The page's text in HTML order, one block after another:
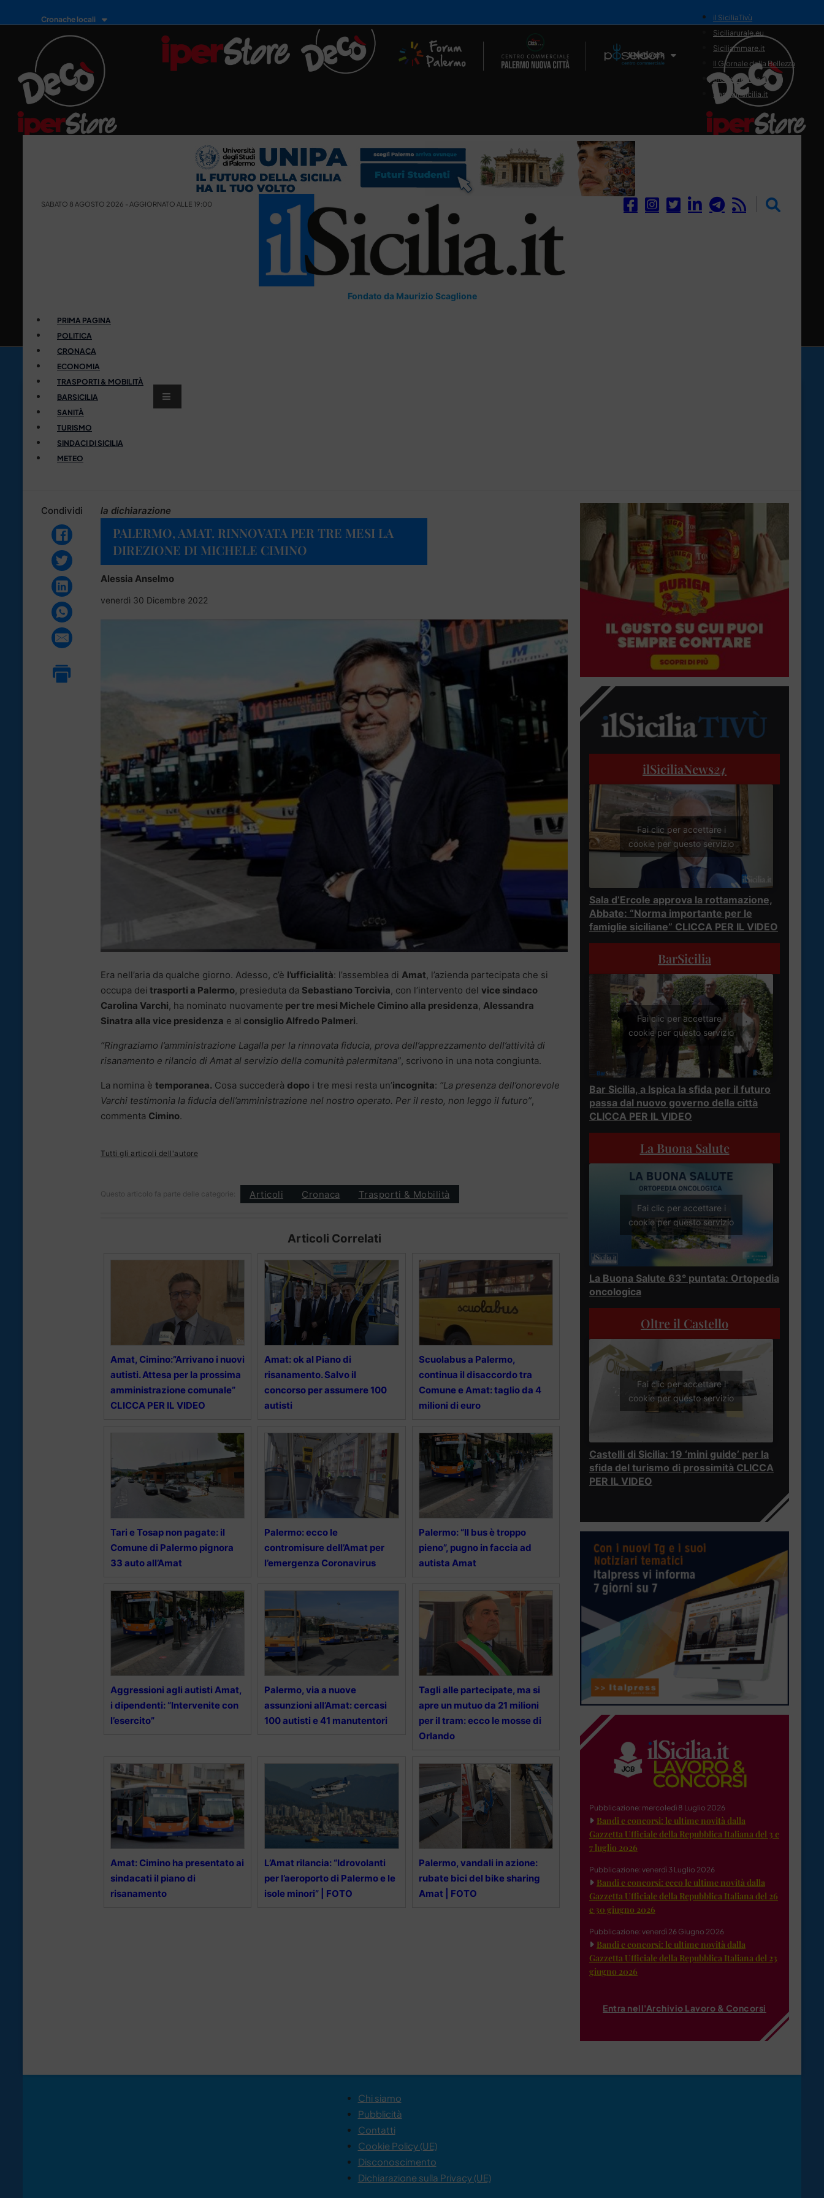
Cronache locali
Il Network
il SiciliaTivù
Siciliarurale.eu
Siciliammare.it
Il Giornale della Bellezza
Siciliamedica.it
Sanitainsicilia.it
SABATO 8 AGOSTO 2026 - AGGIORNATO ALLE 19:00
Fondato da Maurizio Scaglione
PRIMA PAGINA
POLITICA
CRONACA
ECONOMIA
TRASPORTI & MOBILITÀ
BARSICILIA
SANITÀ
TURISMO
SINDACI DI SICILIA
METEO
Condividi la dichiarazione
PALERMO, AMAT. RINNOVATA PER TRE MESI LA
DIREZIONE DI MICHELE CIMINO
Alessia Anselmo
venerdì 30 Dicembre 2022
Era nell’aria da qualche giorno. Adesso, c’è l’ufficialità: l’assemblea di Amat, l’azienda partecipata che si
occupa dei trasporti a Palermo, presieduta da Sebastiano Torcivia, con l’intervento del vice sindaco
Carolina Varchi, ha nominato nuovamente per tre mesi Michele Cimino alla presidenza, Alessandra
Sinatra alla vice presidenza e al consiglio Alfredo Palmeri.
“Ringraziamo l’amministrazione Lagalla per la rinnovata fiducia, prova dell’apprezzamento dell’attività di
risanamento e rilancio di Amat al servizio della comunità palermitana”, scrivono in una nota congiunta.
La nomina è temporanea. Cosa succederà dopo i tre mesi resta un’incognita: “La presenza dell’onorevole
Varchi testimonia la fiducia dell’amministrazione nel nostro operato. Per il resto, non leggo il futuro”,
commenta Cimino.
Tutti gli articoli dell'autore
Questo articolo fa parte delle categorie: Articoli Cronaca Trasporti & Mobilità
Articoli Correlati
Amat, Cimino:”Arrivano i nuovi
autisti. Attesa per la prossima
amministrazione comunale”
CLICCA PER IL VIDEO
Amat: ok al Piano di
risanamento. Salvo il
concorso per assumere 100
autisti
Scuolabus a Palermo,
continua il disaccordo tra
Comune e Amat: taglio da 4
milioni di euro
Tari e Tosap non pagate: il
Comune di Palermo pignora
33 auto all’Amat
Palermo: ecco le
contromisure dell’Amat per
l’emergenza Coronavirus
Palermo: “Il bus è troppo
pieno”, pugno in faccia ad
autista Amat
Aggressioni agli autisti Amat,
i dipendenti: “Intervenite con
l’esercito”
Palermo, via a nuove
assunzioni all’Amat: cercasi
100 autisti e 41 manutentori
Tagli alle partecipate, ma si
apre un mutuo da 21 milioni
per il tram: ecco le mosse di
Orlando
Amat: Cimino ha presentato ai
sindacati il piano di
risanamento
L’Amat rilancia: “Idrovolanti
per l’aeroporto di Palermo e le
isole minori” | FOTO
Palermo, vandali in azione:
rubate bici del bike sharing
Amat | FOTO
ilSiciliaNews24
Fai clic per accettare i
cookie per questo servizio
Sala d’Ercole approva la rottamazione,
Abbate: “Norma importante per le
famiglie siciliane” CLICCA PER IL VIDEO
BarSicilia
Fai clic per accettare i
cookie per questo servizio
Bar Sicilia, a Ispica la sfida per il futuro
passa dal nuovo governo della città
CLICCA PER IL VIDEO
La Buona Salute
Fai clic per accettare i
cookie per questo servizio
La Buona Salute 63° puntata: Ortopedia
oncologica
Oltre il Castello
Fai clic per accettare i
cookie per questo servizio
Castelli di Sicilia: 19 ‘mini guide’ per la
sfida del turismo di prossimità CLICCA
PER IL VIDEO
Pubblicazione: mercoledì 8 Luglio 2026
Bandi e concorsi: le ultime novità dalla
Gazzetta Ufficiale della Repubblica Italiana del 3 e
7 luglio 2026
Pubblicazione: venerdì 3 Luglio 2026
Bandi e concorsi: ecco le ultime novità dalla
Gazzetta Ufficiale della Repubblica Italiana del 26
e 30 giugno 2026
Pubblicazione: venerdì 26 Giugno 2026
Bandi e concorsi: le ultime novità dalla
Gazzetta Ufficiale della Repubblica Italiana del 23
giugno 2026
Entra nell'Archivio Lavoro & Concorsi
Chi siamo
Pubblicità
Contatti
Cookie Policy (UE)
Disconoscimento
Dichiarazione sulla Privacy (UE)